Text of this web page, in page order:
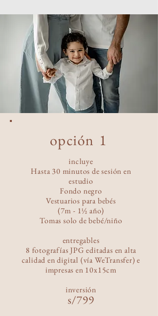
opción 1
incluye
Hasta 30 minutos de sesión en
estudio
Fondo negro
Vestuarios para bebés
(7m - 1½ año)
Tomas solo de bebé/niño
entregables
8 fotografías JPG editadas en alta
calidad en digital (vía WeTransfer) e
impresas en 10x15cm
inversión
s/799